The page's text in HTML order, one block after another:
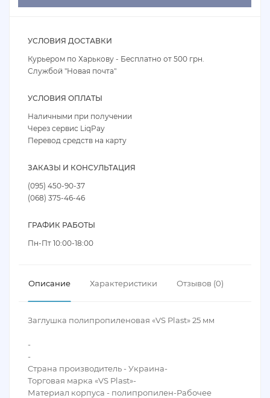
УСЛОВИЯ ДОСТАВКИ
Курьером по Харькову - Бесплатно от 500 грн.
Службой "Новая почта"
УСЛОВИЯ ОПЛАТЫ
Наличными при получении
Через сервис LiqPay
Перевод средств на карту
ЗАКАЗЫ И КОНСУЛЬТАЦИЯ
(095) 450-90-37
(068) 375-46-46
ГРАФИК РАБОТЫ
Пн-Пт 10:00-18:00
Описание Характеристики Отзывов (0)
Заглушка полипропиленовая «VS Plast» 25 мм
-
-
Страна производитель - Украина-
Торговая марка «VS Plast»-
Материал корпуса - полипропилен-Рабочее